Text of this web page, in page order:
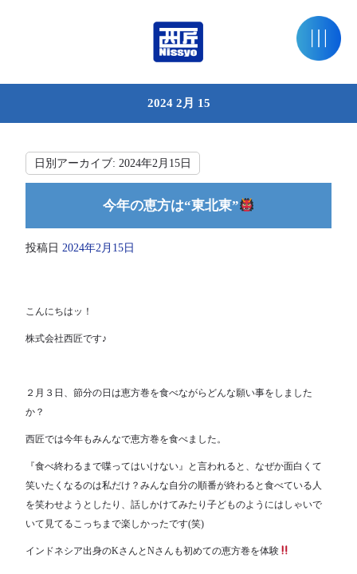
2024 2月 15
日別アーカイブ:2024年2月15日
今年の恵方は“東北東”
投稿日 2024年2月15日
こんにちはッ！
株式会社西匠です♪
２月３日、節分の日は恵方巻を食べながらどんな願い事をしました
か？
西匠では今年もみんなで恵方巻を食べました。
『食べ終わるまで喋ってはいけない』と言われると、なぜか面白くて
笑いたくなるのは私だけ？みんな自分の順番が終わると食べている人
を笑わせようとしたり、話しかけてみたり子どものようにはしゃいで
いて見てるこっちまで楽しかったです(笑)
インドネシア出身のKさんとNさんも初めての恵方巻を体験